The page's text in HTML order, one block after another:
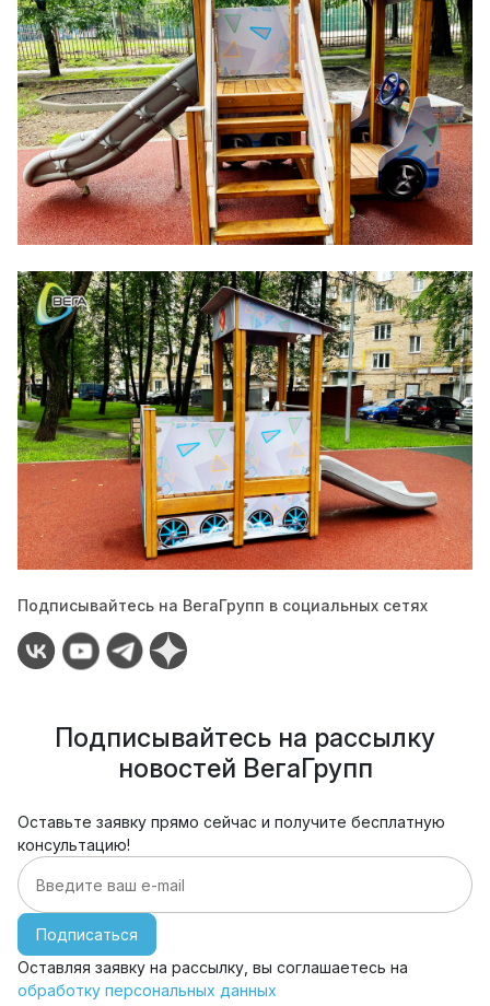
Подписывайтесь на ВегаГрупп в социальных сетях
Подписывайтесь на рассылку
новостей ВегаГрупп
Оставьте заявку прямо сейчас и получите бесплатную
консультацию!
Подписаться
Оставляя заявку на рассылку, вы соглашаетесь на
обработку персональных данных